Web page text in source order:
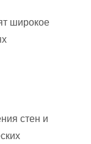
широкое
стен и